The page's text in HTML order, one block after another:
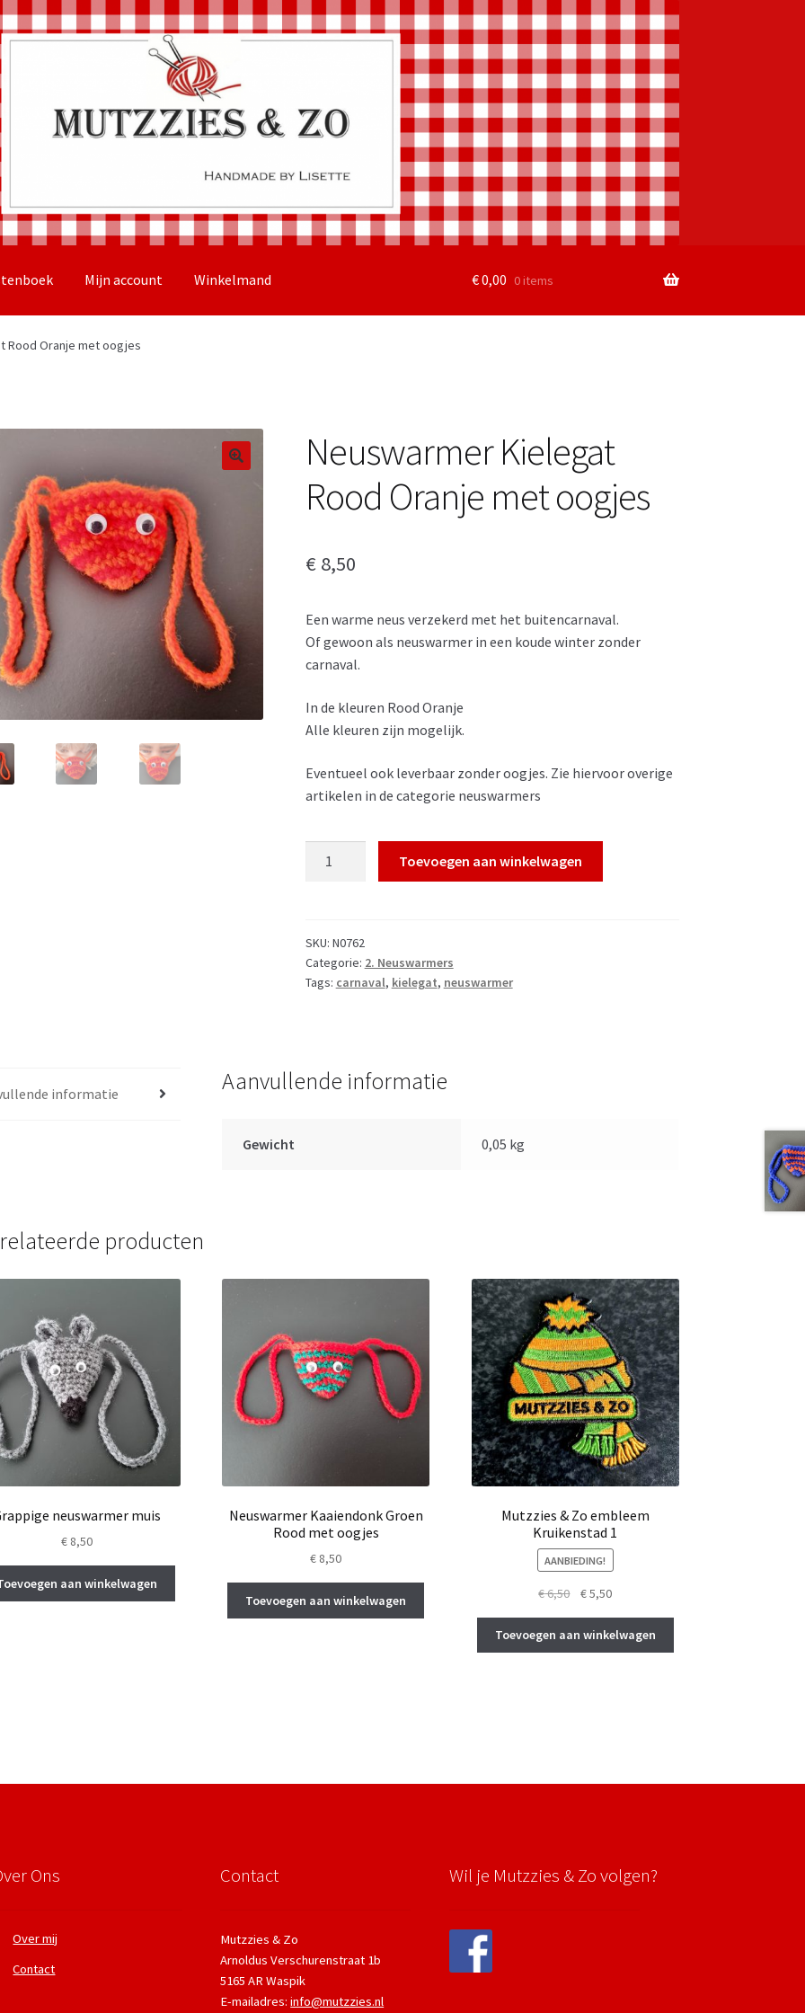
Mijn account Winkelmand €0,00 0 items
Rood Oranje met oogjes
Neuswarmer Kielegat
Rood Oranje met oogjes
€ 8,50
Een warme neus verzekerd met het buitencarnaval.
Of gewoon als neuswarmer in een koude winter zonder
carnaval.
In de kleuren Rood Oranje
Alle kleuren zijn mogelijk.
Eventueel ook leverbaar zonder oogjes. Zie hiervoor overige
artikelen in de categorie neuswarmers
met
oogjes
aantal
Toevoegen aan winkelwagen
SKU: N0762
Categorie: 2. Neuswarmers
Tags: carnaval, kielegat, neuswarmer
informatie Aanvullende informatie
Gewicht 0,05 kg
producten
neuswarmer muis
€8,50
aan winkelwagen
Neuswarmer Kaaiendonk Groen
Rood met oogjes
€ 8,50
Toevoegen aan winkelwagen
Mutzzies & Zo embleem
Kruikenstad 1
AANBIEDING!
€6,50
Oorspronkelijke
was:
€ 6,50.
€5,50Huidige
is:
€ 5,50.
Toevoegen aan winkelwagen
Ons
Over mij
Contact
Contact
Mutzzies & Zo
Arnoldus Verschurenstraat 1b
5165 AR Waspik
E-mailadres:info@mutzzies.nl
Wil je Mutzzies & Zo volgen?